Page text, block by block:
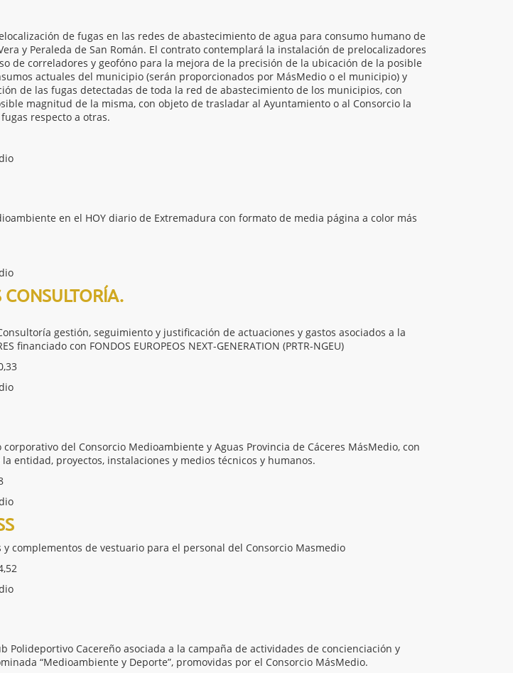
de fugas en las redes de abastecimiento de agua para consumo humano de
y Peraleda de San Román. El contrato contemplará la instalación de prelocalizadores
de correladores y geofóno para la mejora de la precisión de la ubicación de la posible
actuales del municipio (serán proporcionados por MásMedio o el municipio) y
de las fugas detectadas de toda la red de abastecimiento de los municipios, con
magnitud de la misma, con objeto de trasladar al Ayuntamiento o al Consorcio la
respecto a otras.
en el HOY diario de Extremadura con formato de media página a color más
gestión, seguimiento y justificación de actuaciones y gastos asociados a la
financiado con FONDOS EUROPEOS NEXT-GENERATION (PRTR-NGEU)
del Consorcio Medioambiente y Aguas Provincia de Cáceres MásMedio, con
entidad, proyectos, instalaciones y medios técnicos y humanos.
complementos de vestuario para el personal del Consorcio Masmedio
Polideportivo Cacereño asociada a la campaña de actividades de concienciación y
“Medioambiente y Deporte”, promovidas por el Consorcio MásMedio.